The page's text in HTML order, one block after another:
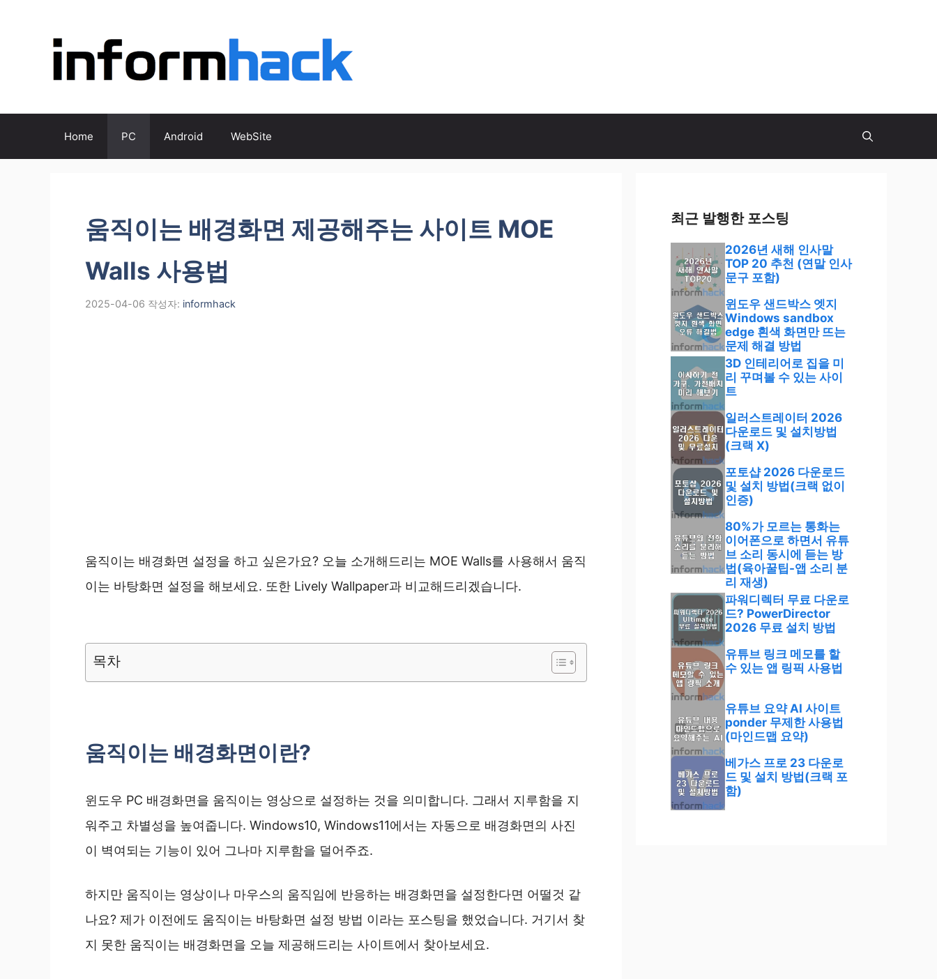
뛰
Home PC Android WebSite
움직이는 배경화면 제공해주는 사이트 MOE
Walls 사용법
2025-04-06 작성자: informhack
움직이는 배경화면 설정을 하고 싶은가요? 오늘 소개해드리는 MOE Walls를 사용해서 움직
이는 바탕화면 설정을 해보세요. 또한 Lively Wallpaper과 비교해드리겠습니다.
목차
움직이는 배경화면이란?
윈도우 PC 배경화면을 움직이는 영상으로 설정하는 것을 의미합니다. 그래서 지루함을 지
워주고 차별성을 높여줍니다. Windows10, Windows11에서는 자동으로 배경화면의 사진
이 벽여되는 기능이 있어 그나마 지루함을 덜어주죠.
하지만 움직이는 영상이나 마우스의 움직임에 반응하는 배경화면을 설정한다면 어떨것 같
나요? 제가 이전에도 움직이는 바탕화면 설정 방법 이라는 포스팅을 했었습니다. 거기서 찾
지 못한 움직이는 배경화면을 오늘 제공해드리는 사이트에서 찾아보세요.
최근 발행한 포스팅
2026년 새해 인사말
TOP 20 추천 (연말 인사
문구 포함)
윈도우 샌드박스 엣지
Windows sandbox
edge 흰색 화면만 뜨는
문제 해결 방법
3D 인테리어로 집을 미
리 꾸며볼 수 있는 사이
트
일러스트레이터 2026
다운로드 및 설치방법
(크랙 X)
포토샵 2026 다운로드
및 설치 방법(크랙 없이
인증)
80%가 모르는 통화는
이어폰으로 하면서 유튜
브 소리 동시에 듣는 방
법(육아꿀팁-앱 소리 분
리 재생)
파워디렉터 무료 다운로
드? PowerDirector
2026 무료 설치 방법
유튜브 링크 메모를 할
수 있는 앱 링픽 사용법
유튜브 요약 AI 사이트
ponder 무제한 사용법
(마인드맵 요약)
베가스 프로 23 다운로
드 및 설치 방법(크랙 포
함)